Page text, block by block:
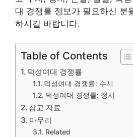
대 경쟁률 정보가 필요하신 분
하시길 바랍니다.
Table of Contents
덕성여대 경쟁률
덕성여대 경쟁률: 수시
덕성여대 경쟁률: 정시
참고 자료
마무리
Related